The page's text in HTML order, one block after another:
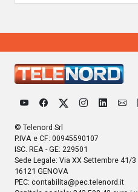
© Telenord Srl
P.IVA e CF: 00945590107
ISC. REA - GE: 229501
Sede Legale: Via XX Settembre 41/3
16121 GENOVA
PEC: contabilita@pec.telenord.it